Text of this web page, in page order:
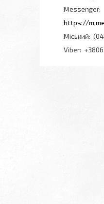
Messenger
https://
Міський
Viber